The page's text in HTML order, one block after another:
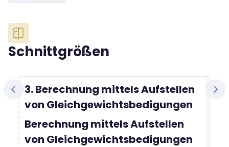
Blöcke
Schnittgrößen
Blöcke
Abschlussbedingungen
3. Berechnung mittels Aufstellen
von Gleichgewichtsbedigungen
Berechnung mittels Aufstellen
von Gleichgewichtsbedigungen